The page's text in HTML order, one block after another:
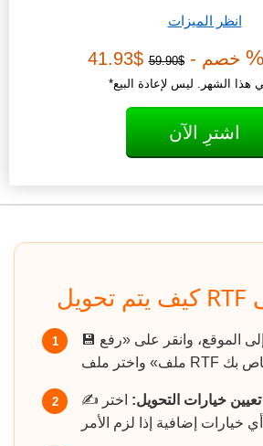
انظر الميزات
خصم -$59.90
$41.93
اشترِ الآن
1 💾 الموقع، وانقر على «رفع
2 ✍️ تعيين خيارات التحويل: اختر TIFF كتنسيق